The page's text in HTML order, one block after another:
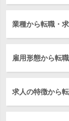
業種から転職・
雇用形態から転
求人の特徴から